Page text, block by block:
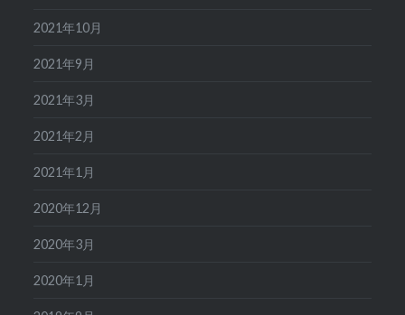
2021年10月
2021年9月
2021年3月
2021年2月
2021年1月
2020年12月
2020年3月
2020年1月